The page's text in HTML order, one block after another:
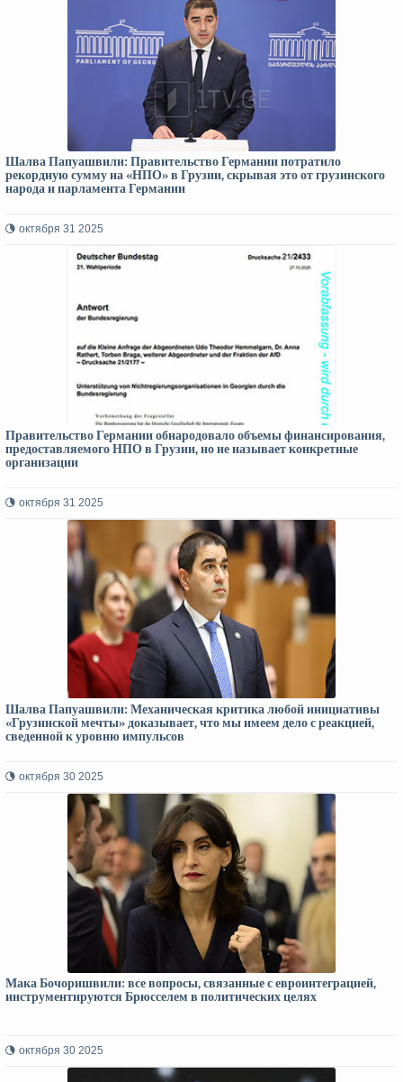
Шалва Папуашвили: Правительство Германии потратило
рекордную сумму на «НПО» в Грузии, скрывая это от грузинского
народа и парламента Германии
октября 31 2025
Правительство Германии обнародовало объемы финансирования,
предоставляемого НПО в Грузии, но не называет конкретные
организации
октября 31 2025
Шалва Папуашвили: Механическая критика любой инициативы
«Грузинской мечты» доказывает, что мы имеем дело с реакцией,
сведенной к уровню импульсов
октября 30 2025
Мака Бочоришвили: все вопросы, связанные с евроинтеграцией,
инструментируются Брюсселем в политических целях
октября 30 2025